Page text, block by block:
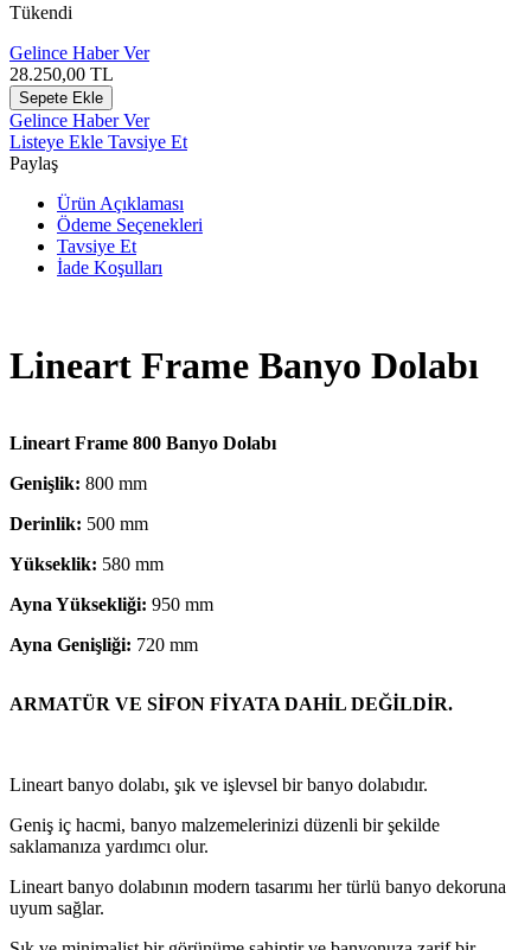
Tükendi
Gelince Haber Ver
28.250,00 TL
Sepete Ekle
Gelince Haber Ver
Listeye Ekle Tavsiye Et
Paylaş
Ürün Açıklaması
Ödeme Seçenekleri
Tavsiye Et
İade Koşulları
Lineart Frame Banyo Dolabı
Lineart Frame 800 Banyo Dolabı
Genişlik: 800 mm
Derinlik: 500 mm
Yükseklik: 580 mm
Ayna Yüksekliği: 950 mm
Ayna Genişliği: 720 mm
ARMATÜR VE SİFON FİYATA DAHİL DEĞİLDİR.
Lineart banyo dolabı, şık ve işlevsel bir banyo dolabıdır.
Geniş iç hacmi, banyo malzemelerinizi düzenli bir şekilde
saklamanıza yardımcı olur.
Lineart banyo dolabının modern tasarımı her türlü banyo dekoruna
uyum sağlar.